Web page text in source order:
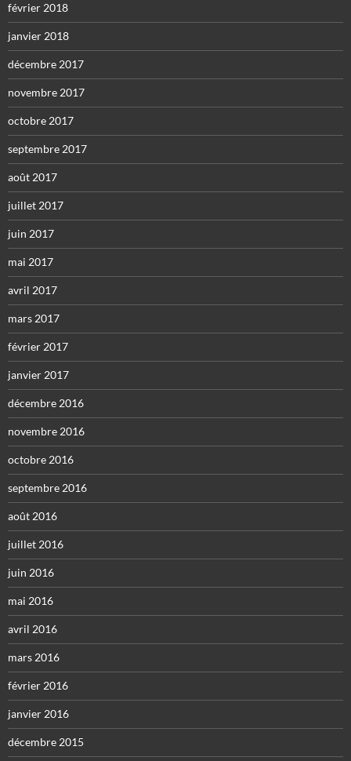
février 2018
janvier 2018
décembre 2017
novembre 2017
octobre 2017
septembre 2017
août 2017
juillet 2017
juin 2017
mai 2017
avril 2017
mars 2017
février 2017
janvier 2017
décembre 2016
novembre 2016
octobre 2016
septembre 2016
août 2016
juillet 2016
juin 2016
mai 2016
avril 2016
mars 2016
février 2016
janvier 2016
décembre 2015